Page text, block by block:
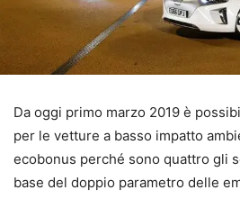
Da oggi primo marzo 2019 è
per le vetture a basso impatto
ecobonus perché sono quattro gli
base del doppio parametro delle